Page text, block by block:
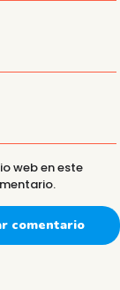
web en este